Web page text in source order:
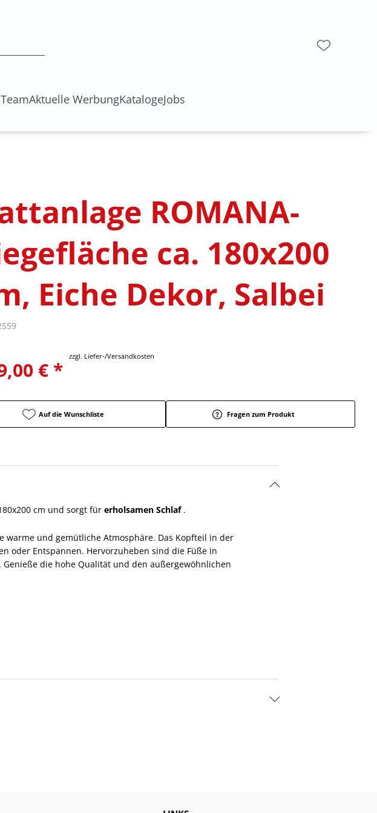
TeamAktuelle WerbungKatalogeJobs
ROMANA-
ca. 180x200
Eiche Dekor, Salbei
€ *
zzgl. Liefer-/Versandkosten
Auf die Wunschliste Fragen zum Produkt
cm und sorgt fürerholsamen Schlaf.
warme und gemütliche Atmosphäre. Das Kopfteil in der
oder Entspannen. Hervorzuheben sind die Füße in
die hohe Qualität und den außergewöhnlichen